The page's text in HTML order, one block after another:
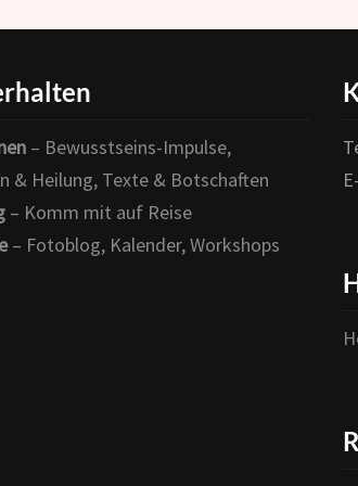
– Bewusstseins-Impulse,
& Heilung, Texte & Botschaften
– Komm mit auf Reise
– Fotoblog, Kalender, Workshops